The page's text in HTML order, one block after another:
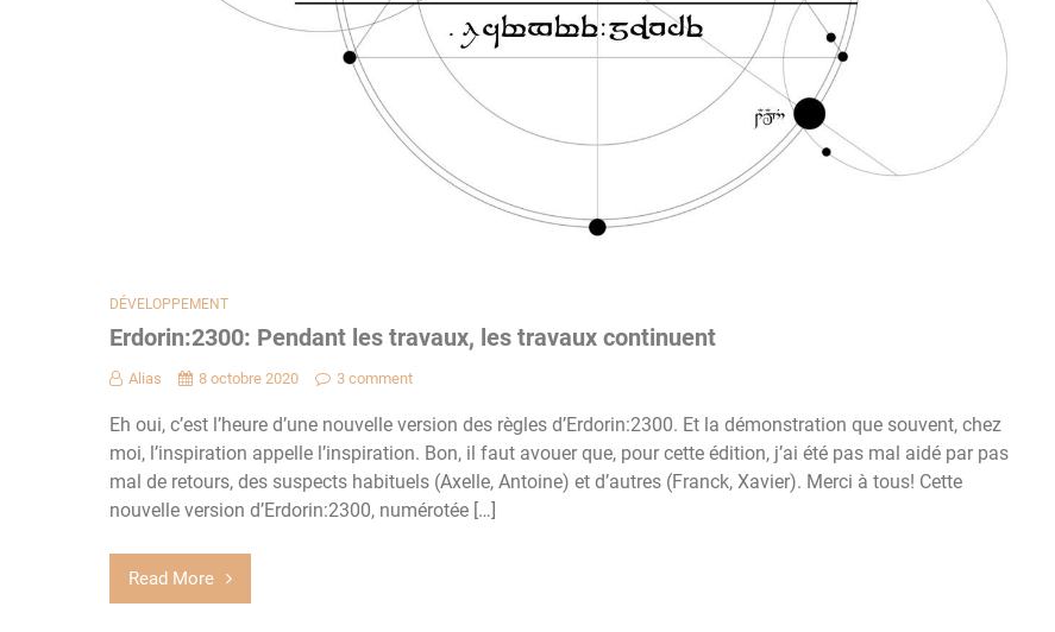
DÉVELOPPEMENT
Erdorin:2300: Pendant les travaux, les travaux continuent
Alias 8 octobre 2020 3 comment
Eh oui, c’est l’heure d’une nouvelle version des règles d’Erdorin:2300. Et la démonstration que souvent, chez
moi, l’inspiration appelle l’inspiration. Bon, il faut avouer que, pour cette édition, j’ai été pas mal aidé par pas
mal de retours, des suspects habituels (Axelle, Antoine) et d’autres (Franck, Xavier). Merci à tous! Cette
nouvelle version d’Erdorin:2300, numérotée […]
Read More